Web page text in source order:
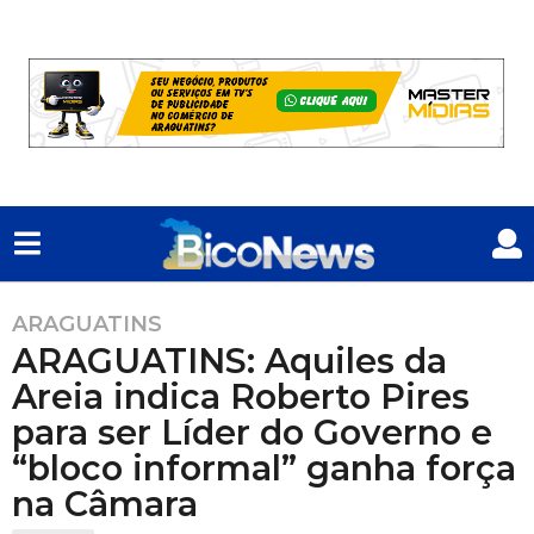
1
a
n
o
a
t
r
ARAGUATINS
ARAGUATINS: Aquiles da
Areia indica Roberto Pires
para ser Líder do Governo e
“bloco informal” ganha força
na Câmara